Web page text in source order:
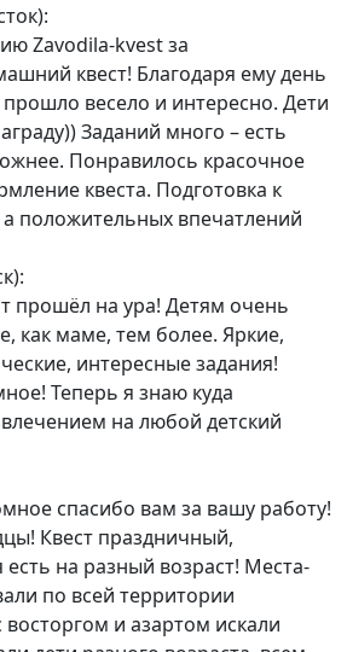
Zavodila-kvest за
квест! Благодаря ему день
весело и интересно. Дети
Заданий много – есть
Понравилось красочное
квеста. Подготовка к
а положительных впечатлений
прошёл на ура! Детям очень
как маме, тем более. Яркие,
интересные задания!
Теперь я знаю куда
на любой детский
спасибо вам за вашу работу!
Квест праздничный,
на разный возраст! Места-
по всей территории
и азартом искали